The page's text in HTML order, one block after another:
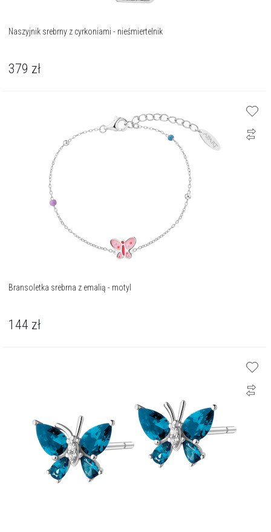
Naszyjnik srebrny z cyrkoniami - nieśmiertelnik
379 zł
Bransoletka srebrna z emalią - motyl
144 zł